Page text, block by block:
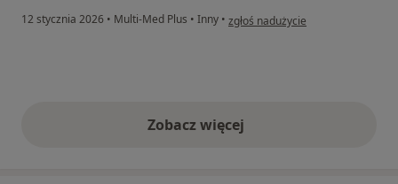
12 stycznia 2026 • Multi-Med Plus • Inny • w opinii użytkownika Kamila
zgłoś nadużycie
Zobacz więcejopinie powyżej